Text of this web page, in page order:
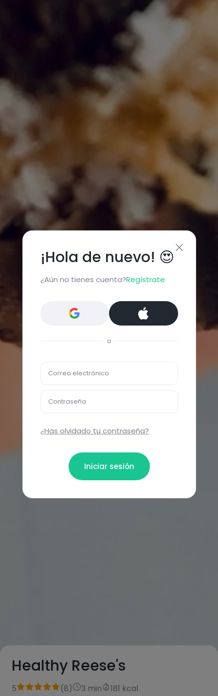
Healthy Reese's
5 (8) 3 min 181 kcal
¡Hola de nuevo! 😍
¿Aún no tienes cuenta?Regístrate
o
Correo electrónico
Contraseña
¿Has olvidado tu contraseña?
Iniciar sesión